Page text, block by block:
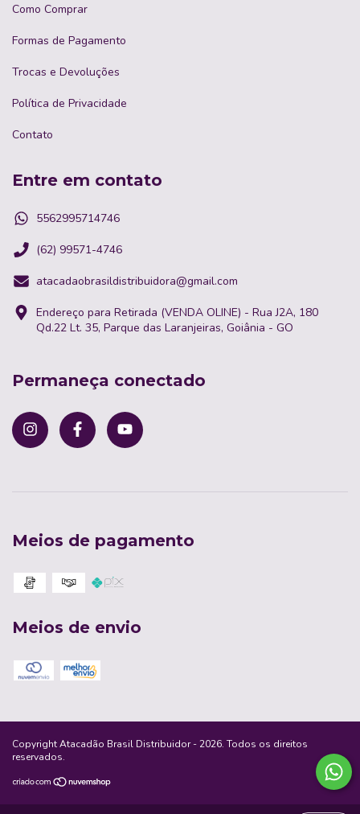
Como Comprar
Formas de Pagamento
Trocas e Devoluções
Política de Privacidade
Contato
Entre em contato
5562995714746
(62) 99571-4746
atacadaobrasildistribuidora@gmail.com
Endereço para Retirada (VENDA OLINE) - Rua J2A, 180
Qd.22 Lt. 35, Parque das Laranjeiras, Goiânia - GO
Permaneça conectado
Meios de pagamento
Meios de envio
Copyright Atacadão Brasil Distribuidor - 2026. Todos os direitos
reservados.